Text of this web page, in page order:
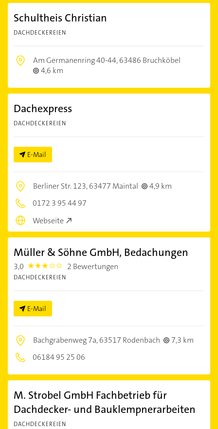
Schultheis Christian
DACHDECKEREIEN
Am Germanenring 40-44,63486 Bruchköbel
4,6 km
Dachexpress
DACHDECKEREIEN
E-Mail
Berliner Str. 123,63477 Maintal
4,9 km
0172 3 95 44 97
Webseite
Müller & Söhne GmbH, Bedachungen
3,0 3.0 2 Bewertungen
DACHDECKEREIEN
E-Mail
Bachgrabenweg 7a,63517 Rodenbach
7,3 km
06184 95 25 06
M. Strobel GmbH Fachbetrieb für
Dachdecker- und Bauklempnerarbeiten
DACHDECKEREIEN